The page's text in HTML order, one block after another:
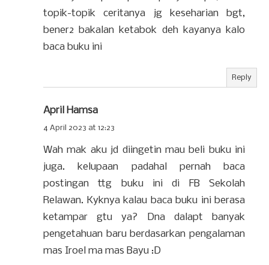
topik-topik ceritanya jg keseharian bgt,
bener2 bakalan ketabok deh kayanya kalo
baca buku ini
Reply
April Hamsa
4 April 2023 at 12:23
Wah mak aku jd diingetin mau beli buku ini
juga. kelupaan padahal pernah baca
postingan ttg buku ini di FB Sekolah
Relawan. Kyknya kalau baca buku ini berasa
ketampar gtu ya? Dna dalapt banyak
pengetahuan baru berdasarkan pengalaman
mas Iroel ma mas Bayu :D